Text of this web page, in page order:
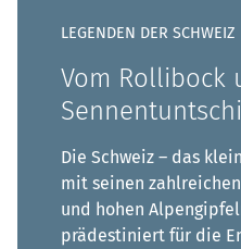
LEGENDEN DER SCHWEIZ
Vom Rollibock
Die Schweiz – das
mit seinen
und hohen
prädestiniert für die